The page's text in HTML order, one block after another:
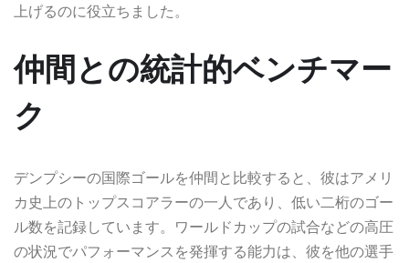
上げるのに役立ちました。
仲間との統計的ベンチマー
ク
デンプシーの国際ゴールを仲間と比較すると、彼はアメリ
カ史上のトップスコアラーの一人であり、低い二桁のゴー
ル数を記録しています。ワールドカップの試合などの高圧
の状況でパフォーマンスを発揮する能力は、彼を他の選手